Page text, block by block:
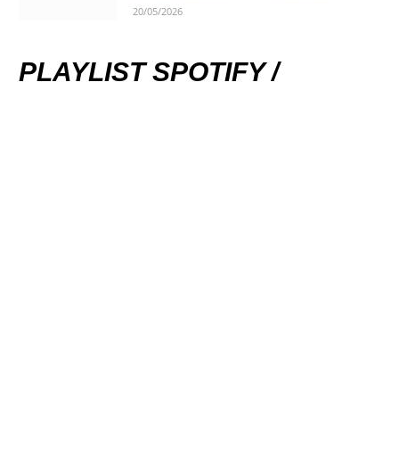
20/05/2026
PLAYLIST SPOTIFY /